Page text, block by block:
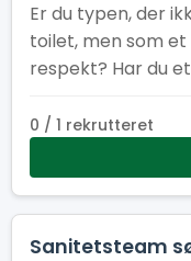
Er du typen, der
toilet, men som
respekt? Har du
som en nypudset
dig, vi leder efter
Toiletchef.
0 / 1 rekrutteret
Sanitetsteam